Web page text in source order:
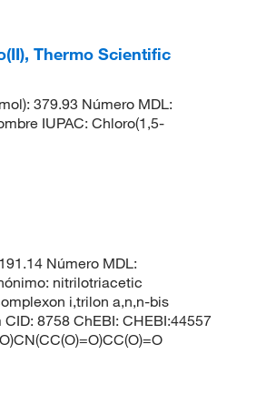
Thermo Scientific
379.93 Número MDL:
IUPAC: Chloro(1,5-
Número MDL:
nitrilotriacetic
i,trilon a,n,n-bis
8758 ChEBI: CHEBI:44557